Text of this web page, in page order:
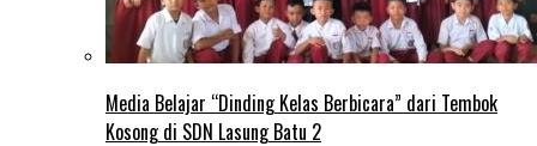
Media Belajar “Dinding Kelas Berbicara” dari Tembok
Kosong di SDN Lasung Batu 2